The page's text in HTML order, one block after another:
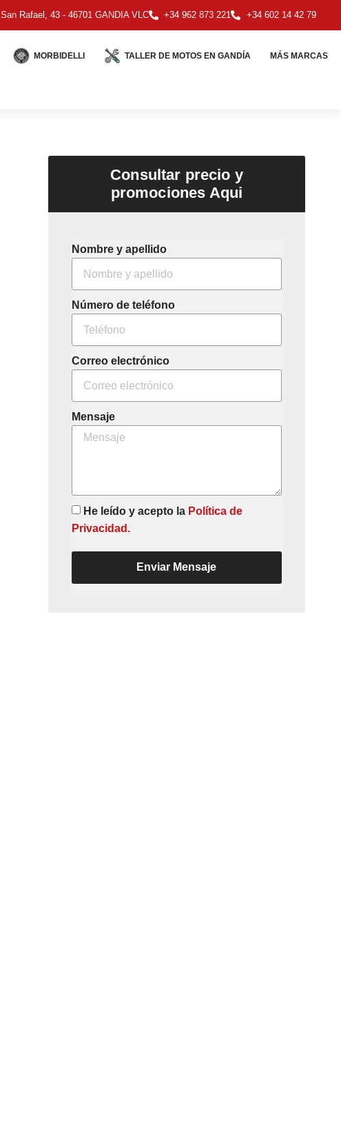
San Rafael, 43 - 46701 GANDIA VLC +34 962 873 221 +34 602 14 42 79
MORBIDELLI TALLER DE MOTOS EN GANDÍA MÁS MARCAS
Consultar precio y
promociones Aqui
Nombre y apellido
Número de teléfono
Correo electrónico
Mensaje
He leído y acepto la Política de
Privacidad.
Enviar Mensaje